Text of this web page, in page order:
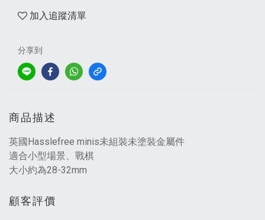
加入追蹤清單
分享到
商品描述
英國Hasslefree minis未組裝未塗裝金屬件
適合小型場景、戰棋
大小約為28-32mm
顧客評價